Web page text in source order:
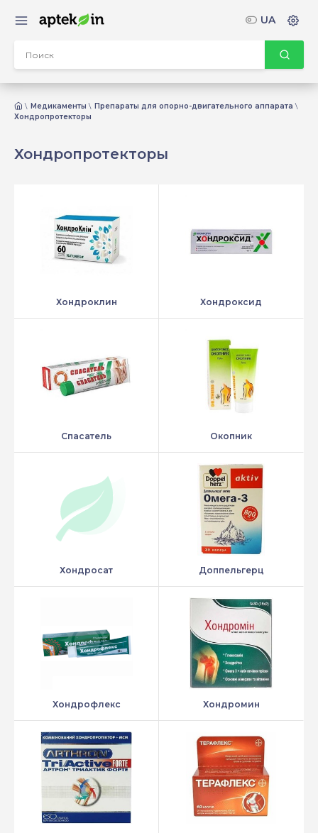
Медикаменты
Препараты для опорно-двигательного аппарата
Хондропротекторы
Хондропротекторы
Хондроклин Хондроксид
Спасатель Окопник
Хондросат Доппельгерц
Хондрофлекс Хондромин
UA